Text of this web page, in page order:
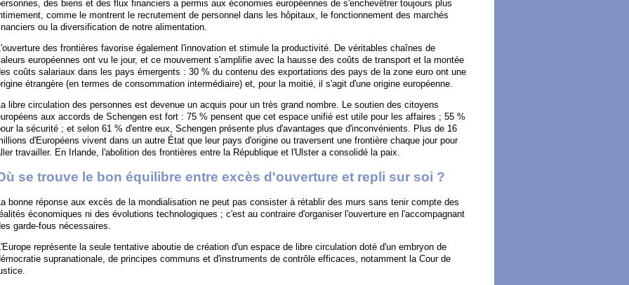
des biens et des flux financiers a permis aux économies européennes de s'enchevêtrer toujours plus
comme le montrent le recrutement de personnel dans les hôpitaux, le fonctionnement des marchés
ou la diversification de notre alimentation.
des frontières favorise également l'innovation et stimule la productivité. De véritables chaînes de
européennes ont vu le jour, et ce mouvement s'amplifie avec la hausse des coûts de transport et la montée
coûts salariaux dans les pays émergents : 30 % du contenu des exportations des pays de la zone euro ont une
étrangère (en termes de consommation intermédiaire) et, pour la moitié, il s'agit d'une origine européenne.
La libre circulation des personnes est devenue un acquis pour un très grand nombre. Le soutien des citoyens
aux accords de Schengen est fort : 75 % pensent que cet espace unifié est utile pour les affaires ; 55 %
la sécurité ; et selon 61 % d'entre eux, Schengen présente plus d'avantages que d'inconvénients. Plus de 16
d'Européens vivent dans un autre État que leur pays d'origine ou traversent une frontière chaque jour pour
travailler. En Irlande, l'abolition des frontières entre la République et l'Ulster a consolidé la paix.
se trouve le bon équilibre entre excès d'ouverture et repli sur soi ?
bonne réponse aux excès de la mondialisation ne peut pas consister à rétablir des murs sans tenir compte des
économiques ni des évolutions technologiques ; c'est au contraire d'organiser l'ouverture en l'accompagnant
garde-fous nécessaires.
représente la seule tentative aboutie de création d'un espace de libre circulation doté d'un embryon de
supranationale, de principes communs et d'instruments de contrôle efficaces, notamment la Cour de